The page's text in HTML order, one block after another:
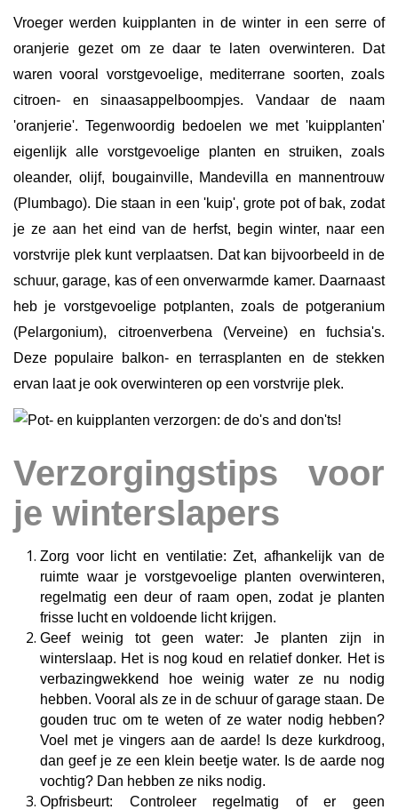
Vroeger werden kuipplanten in de winter in een serre of
oranjerie gezet om ze daar te laten overwinteren. Dat
waren vooral vorstgevoelige, mediterrane soorten, zoals
citroen- en sinaasappelboompjes. Vandaar de naam
'oranjerie'. Tegenwoordig bedoelen we met 'kuipplanten'
eigenlijk alle vorstgevoelige planten en struiken, zoals
oleander, olijf, bougainville, Mandevilla en mannentrouw
(Plumbago). Die staan in een 'kuip', grote pot of bak, zodat
je ze aan het eind van de herfst, begin winter, naar een
vorstvrije plek kunt verplaatsen. Dat kan bijvoorbeeld in de
schuur, garage, kas of een onverwarmde kamer. Daarnaast
heb je vorstgevoelige potplanten, zoals de potgeranium
(Pelargonium), citroenverbena (Verveine) en fuchsia's.
Deze populaire balkon- en terrasplanten en de stekken
ervan laat je ook overwinteren op een vorstvrije plek.
Verzorgingstips voor
je winterslapers
Zorg voor licht en ventilatie: Zet, afhankelijk van de
ruimte waar je vorstgevoelige planten overwinteren,
regelmatig een deur of raam open, zodat je planten
frisse lucht en voldoende licht krijgen.
Geef weinig tot geen water: Je planten zijn in
winterslaap. Het is nog koud en relatief donker. Het is
verbazingwekkend hoe weinig water ze nu nodig
hebben. Vooral als ze in de schuur of garage staan. De
gouden truc om te weten of ze water nodig hebben?
Voel met je vingers aan de aarde! Is deze kurkdroog,
dan geef je ze een klein beetje water. Is de aarde nog
vochtig? Dan hebben ze niks nodig.
Opfrisbeurt: Controleer regelmatig of er geen